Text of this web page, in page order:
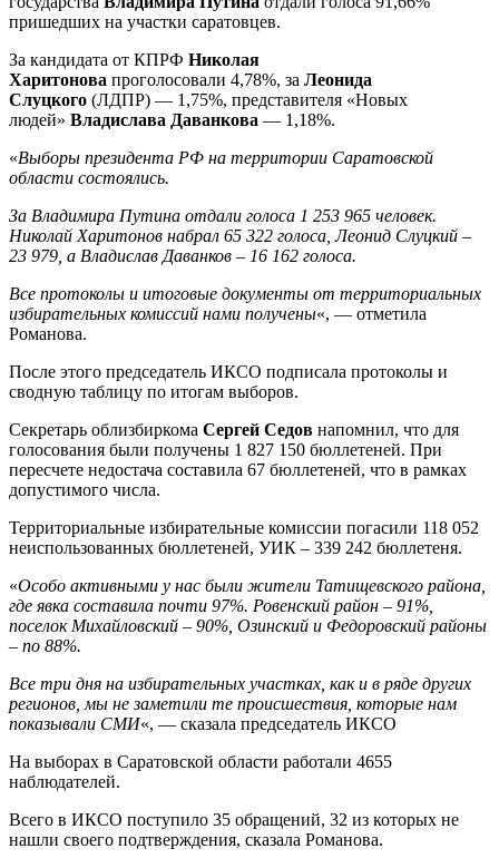
пришедших на участки саратовцев.
За кандидата от КПРФ Николая
Харитонова проголосовали 4,78%, за Леонида
Слуцкого (ЛДПР) — 1,75%, представителя «Новых
людей» Владислава Даванкова — 1,18%.
«Выборы президента РФ на территории Саратовской
области состоялись.
За Владимира Путина отдали голоса 1 253 965 человек.
Николай Харитонов набрал 65 322 голоса, Леонид Слуцкий –
23 979, а Владислав Даванков – 16 162 голоса.
Все протоколы и итоговые документы от территориальных
избирательных комиссий нами получены«, — отметила
Романова.
После этого председатель ИКСО подписала протоколы и
сводную таблицу по итогам выборов.
Секретарь облизбиркома Сергей Седов напомнил, что для
голосования были получены 1 827 150 бюллетеней. При
пересчете недостача составила 67 бюллетеней, что в рамках
допустимого числа.
Территориальные избирательные комиссии погасили 118 052
неиспользованных бюллетеней, УИК – 339 242 бюллетеня.
«Особо активными у нас были жители Татищевского района,
где явка составила почти 97%. Ровенский район – 91%,
поселок Михайловский – 90%, Озинский и Федоровский районы
– по 88%.
Все три дня на избирательных участках, как и в ряде других
регионов, мы не заметили те происшествия, которые нам
показывали СМИ«, — сказала председатель ИКСО
На выборах в Саратовской области работали 4655
наблюдателей.
Всего в ИКСО поступило 35 обращений, 32 из которых не
нашли своего подтверждения, сказала Романова.